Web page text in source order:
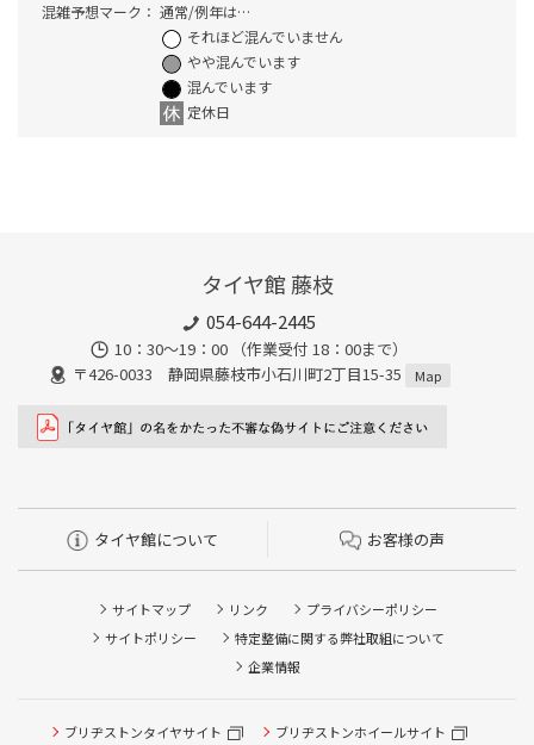
混雑予想マーク： 通常/例年は…
それほど混んでいません
やや混んでいます
混んでいます
定休日
タイヤ館 藤枝
054-644-2445
10：30～19：00 （作業受付 18：00まで）
〒426-0033 静岡県藤枝市小石川町2丁目15-35
Map
タイヤ館について お客様の声
サイトマップ リンク
プライバシーポリシー
サイトポリシー
特定整備に関する弊社取組について
企業情報
ブリヂストンタイヤサイト ブリヂストンホイールサイト
タイヤ点検・安全点検/タイヤ履き替え/オイル交換/その他